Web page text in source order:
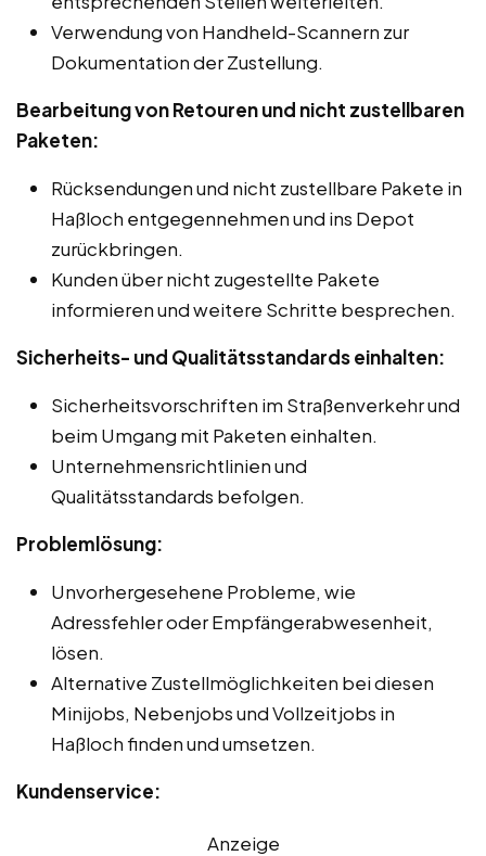
Verwendung von Handheld-Scannern zur
Dokumentation der Zustellung.
Bearbeitung von Retouren und nicht zustellbaren
Paketen:
Rücksendungen und nicht zustellbare Pakete in
Haßloch entgegennehmen und ins Depot
zurückbringen.
Kunden über nicht zugestellte Pakete
informieren und weitere Schritte besprechen.
Sicherheits- und Qualitätsstandards einhalten:
Sicherheitsvorschriften im Straßenverkehr und
beim Umgang mit Paketen einhalten.
Unternehmensrichtlinien und
Qualitätsstandards befolgen.
Problemlösung:
Unvorhergesehene Probleme, wie
Adressfehler oder Empfängerabwesenheit,
lösen.
Alternative Zustellmöglichkeiten bei diesen
Minijobs, Nebenjobs und Vollzeitjobs in
Haßloch finden und umsetzen.
Kundenservice:
Anzeige